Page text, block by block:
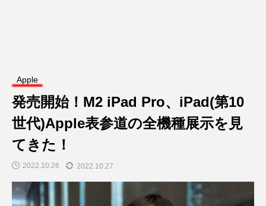
Apple
発売開始！M2 iPad Pro、iPad(第10
世代)Apple表参道の全機種展示を見
てきた！
2022.10.26 2022.10.27